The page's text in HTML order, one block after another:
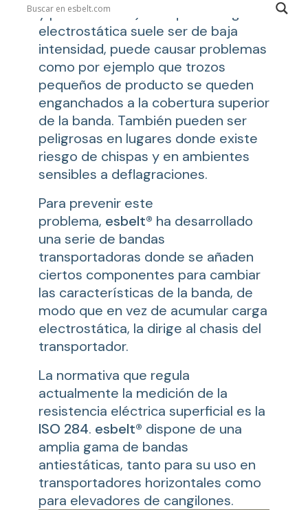
y pulverulentos). Aunque la carga
electrostática suele ser de baja
intensidad, puede causar problemas
como por ejemplo que trozos
pequeños de producto se queden
enganchados a la cobertura superior
de la banda. También pueden ser
peligrosas en lugares donde existe
riesgo de chispas y en ambientes
sensibles a deflagraciones.
Para prevenir este
problema, esbelt® ha desarrollado
una serie de bandas
transportadoras donde se añaden
ciertos componentes para cambiar
las características de la banda, de
modo que en vez de acumular carga
electrostática, la dirige al chasis del
transportador.
La normativa que regula
actualmente la medición de la
resistencia eléctrica superficial es la
ISO 284. esbelt® dispone de una
amplia gama de bandas
antiestáticas, tanto para su uso en
transportadores horizontales como
para elevadores de cangilones.